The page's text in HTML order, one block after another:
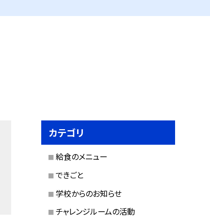
カテゴリ
給食のメニュー
できごと
学校からのお知らせ
チャレンジルームの活動